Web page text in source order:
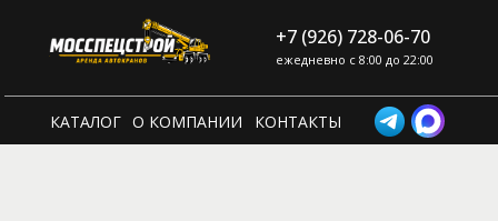
ежедневно с 8:00 до 22:00
+7 (926) 728-06-70
КАТАЛОГ О КОМПАНИИ КОНТАКТЫ